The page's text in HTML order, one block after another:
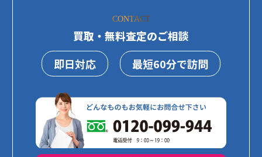
CONTACT
買取・無料査定のご相談
即日対応
最短60分で訪問